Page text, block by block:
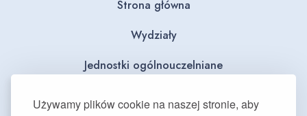
Używamy plików cookie na naszej stronie, aby
Strona główna
Wydziały
Jednostki ogólnouczelniane